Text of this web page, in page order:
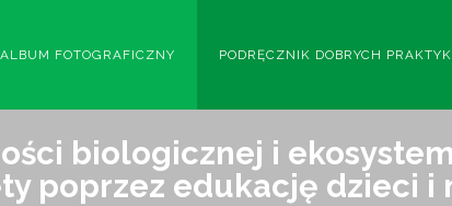
ALBUM FOTOGRAFICZNY PODRĘCZNIK DOBRYCH PRAKTYK
biologicznej i
poprzez edukację dzieci i